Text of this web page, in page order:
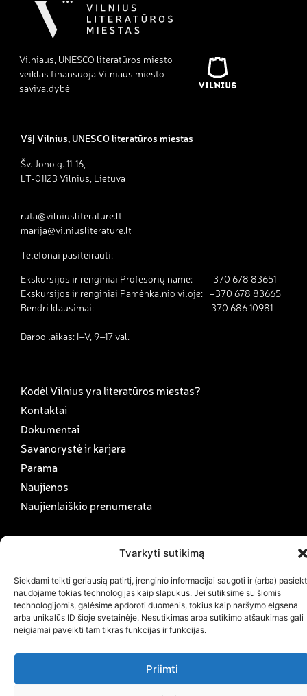
Tvarkyti sutikimą
Siekdami teikti geriausią patirtį, įrenginio informacijai saugoti ir (arba)
naudojame tokias technologijas kaip slapukus. Jei sutiksime su šiomis
technologijomis, galėsime apdoroti duomenis, tokius kaip naršymo elgsena
arba unikalūs ID šioje svetainėje. Nesutikimas arba sutikimo atšaukimas gali
neigiamai paveikti tam tikras funkcijas ir funkcijas.
Priimti
Vilniaus, UNESCO literatūros miesto
veiklas finansuoja Vilniaus miesto
savivaldybė
VšĮ Vilnius, UNESCO literatūros miestas
Šv. Jono g. 11-16,
LT-01123 Vilnius, Lietuva
ruta@vilniusliterature.lt
marija@vilniusliterature.lt
Telefonai pasiteirauti:
Ekskursijos ir renginiai Profesorių name: +370 678 83651
Ekskursijos ir renginiai Pamėnkalnio viloje: +370 678 83665
Bendri klausimai: +370 686 10981
Darbo laikas: I–V, 9–17 val.
Kodėl Vilnius yra literatūros miestas?
Kontaktai
Dokumentai
Savanorystė ir karjera
Parama
Naujienos
Naujienlaiškio prenumerata